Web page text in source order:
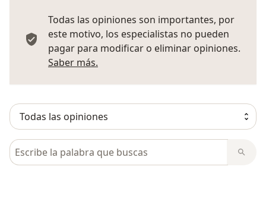
Todas las opiniones son importantes, por
este motivo, los especialistas no pueden
pagar para modificar o eliminar opiniones.
Saber más.
Busca en opiniones